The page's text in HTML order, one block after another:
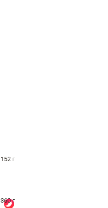
152 г
360 г